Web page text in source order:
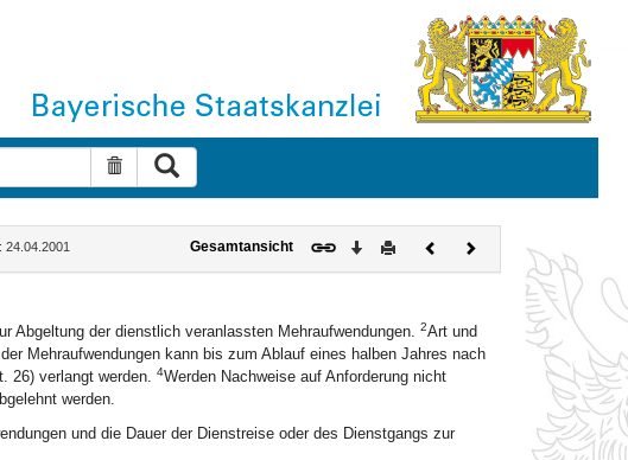
Suche zurücksetzen
24.04.2001 Gesamtansicht Download
DruckenVorherigesNächstes
Dokument
Abgeltung der dienstlich veranlassten Mehraufwendungen. 2Art und
Mehraufwendungen kann bis zum Ablauf eines halben Jahres nach
26) verlangt werden. 4Werden Nachweise auf Anforderung nicht
werden.
und die Dauer der Dienstreise oder des Dienstgangs zur